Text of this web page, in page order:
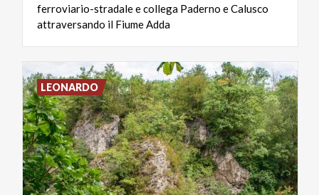
ferroviario-stradale e collega Paderno e Calusco
attraversando il Fiume Adda
LEONARDO